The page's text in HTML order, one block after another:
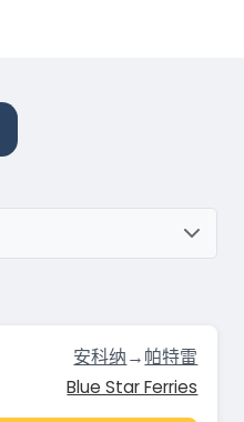
安科纳→帕特雷
Blue Star Ferries